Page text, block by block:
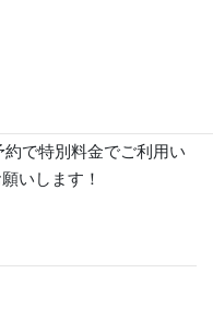
で特別料金でご利用い
いします！